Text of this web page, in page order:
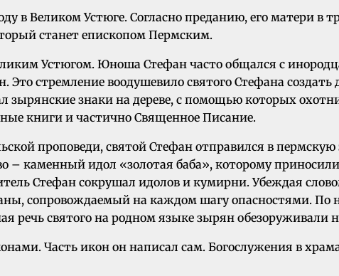
в Великом Устюге. Согласно преданию, его матери в
станет епископом Пермским.
Устюгом. Юноша Стефан часто общался с
стремление воодушевило святого Стефана
зырянские знаки на дереве, с помощью которых
книги и частично Священное Писание.
проповеди, святой Стефан отправился в
– каменный идол «золотая баба», которому
Стефан сокрушал идолов и кумирни. Убеждая
сопровождаемый на каждом шагу опасностями. По
речь святого на родном языке зырян обезоруживали
Часть икон он написал сам. Богослужения в